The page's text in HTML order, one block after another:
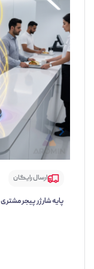
ارسال رایگان
پایه شارژر پیجر مشتری OSCAR OGP101